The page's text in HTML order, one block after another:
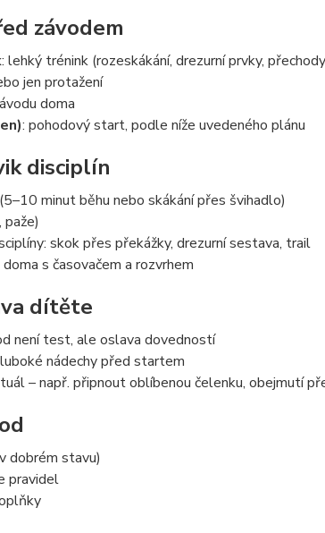
závodem
: lehký trénink (rozeskákání, drezurní prvky,
jen protažení
doma
: pohodový start, podle níže uvedeného plánu
disciplín
minut běhu nebo skákání přes švihadlo)
paže)
skok přes překážky, drezurní sestava, trail
s časovačem a rozvrhem
dítěte
není test, ale oslava dovedností
nádechy před startem
– např. připnout oblíbenou čelenku, obejmutí
dobrém stavu)
pravidel